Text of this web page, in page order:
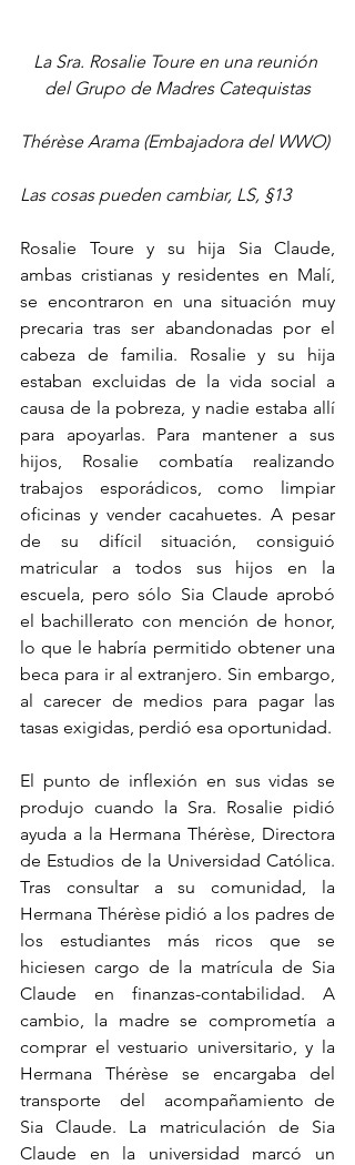
La Sra. Rosalie Toure en una reunión
del Grupo de Madres Catequistas
Thérèse Arama (Embajadora del WWO)
Las cosas pueden cambiar, LS, §13
Rosalie Toure y su hija Sia Claude,
ambas cristianas y residentes en Malí,
se encontraron en una situación muy
precaria tras ser abandonadas por el
cabeza de familia. Rosalie y su hija
estaban excluidas de la vida social a
causa de la pobreza, y nadie estaba allí
para apoyarlas. Para mantener a sus
hijos, Rosalie combatía realizando
trabajos esporádicos, como limpiar
oficinas y vender cacahuetes. A pesar
de su difícil situación, consiguió
matricular a todos sus hijos en la
escuela, pero sólo Sia Claude aprobó
el bachillerato con mención de honor,
lo que le habría permitido obtener una
beca para ir al extranjero. Sin embargo,
al carecer de medios para pagar las
tasas exigidas, perdió esa oportunidad.
El punto de inflexión en sus vidas se
produjo cuando la Sra. Rosalie pidió
ayuda a la Hermana Thérèse, Directora
de Estudios de la Universidad Católica.
Tras consultar a su comunidad, la
Hermana Thérèse pidió a los padres de
los estudiantes más ricos que se
hiciesen cargo de la matrícula de Sia
Claude en finanzas-contabilidad. A
cambio, la madre se comprometía a
comprar el vestuario universitario, y la
Hermana Thérèse se encargaba del
transporte  del  acompañamiento de
Sia Claude. La matriculación de Sia
Claude en la universidad marcó un